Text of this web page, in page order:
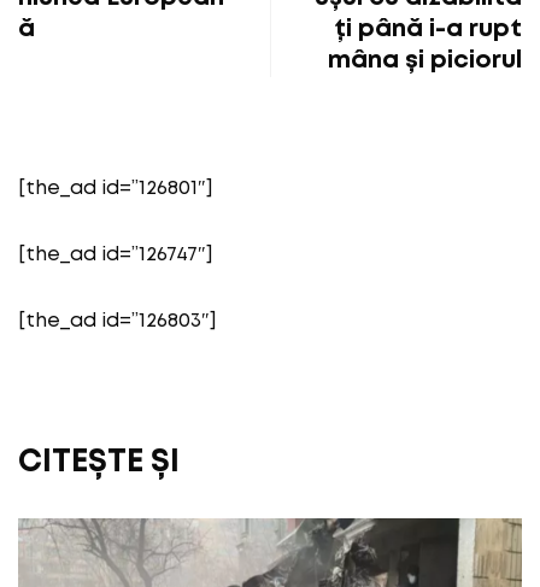
ă
ți până i-a rupt
mâna și piciorul
[the_ad id=”126801″]
[the_ad id=”126747″]
[the_ad id=”126803″]
CITEȘTE ȘI